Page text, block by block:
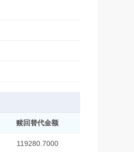
赎回替代金额
119280.7000